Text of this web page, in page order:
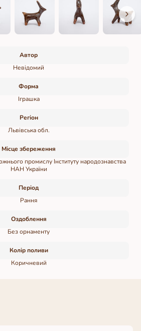
Автор
Невідомий
Форма
Іграшка
Регіон
Львівська обл.
Місце збереження
промислу Інституту народознавства
НАН України
Період
Рання
Оздоблення
Без орнаменту
Колір поливи
Коричневий